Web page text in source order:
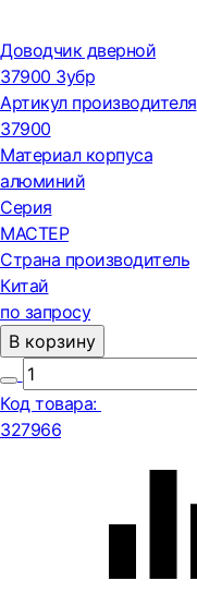
Доводчик дверной
37900 Зубр
Артикул производителя
37900
Материал корпуса
алюминий
Серия
МАСТЕР
Страна производитель
Китай
по запросу
В корзину
Код товара:
327966